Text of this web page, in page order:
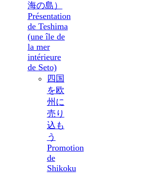
海の島）
Présentation
de Teshima
(une île de
la mer
intérieure
de Seto)
四国
を欧
州に
売り
込も
う
Promotion
de
Shikoku